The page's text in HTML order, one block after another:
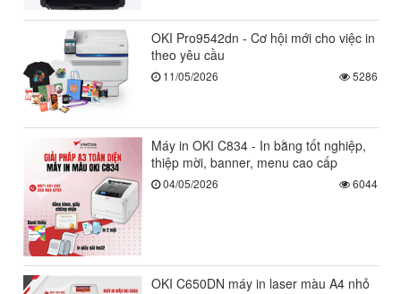
OKI Pro9542dn - Cơ hội mới cho việc in
theo yêu cầu
11/05/2026 5286
Máy in OKI C834 - In bằng tốt nghiệp,
thiệp mời, banner, menu cao cấp
04/05/2026 6044
OKI C650DN máy in laser màu A4 nhỏ